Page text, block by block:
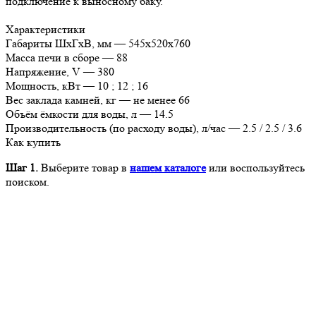
Характеристики
Габариты ШхГхВ, мм — 545х520х760
Масса печи в сборе — 88
Напряжение, V — 380
Мощность, кВт — 10 ; 12 ; 16
Вес заклада камней, кг — не менее 66
Объём ёмкости для воды, л — 14.5
Производительность (по расходу воды), л/час — 2.5 / 2.5 / 3.6
Как купить
Шаг 1. Выберите товар в нашем каталогеили воспользуйтесь
поиском.